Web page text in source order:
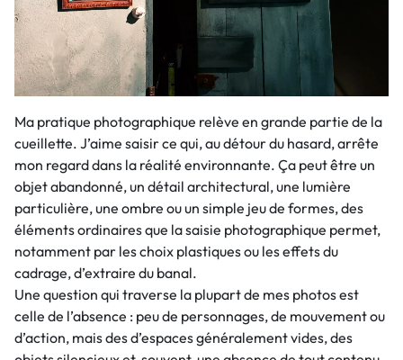
Ma pratique photographique relève en grande partie de la
cueillette. J’aime saisir ce qui, au détour du hasard, arrête
mon regard dans la réalité environnante. Ça peut être un
objet abandonné, un détail architectural, une lumière
particulière, une ombre ou un simple jeu de formes, des
éléments ordinaires que la saisie photographique permet,
notamment par les choix plastiques ou les effets du
cadrage, d’extraire du banal.
Une question qui traverse la plupart de mes photos est
celle de l’absence : peu de personnages, de mouvement ou
d’action, mais des d’espaces généralement vides, des